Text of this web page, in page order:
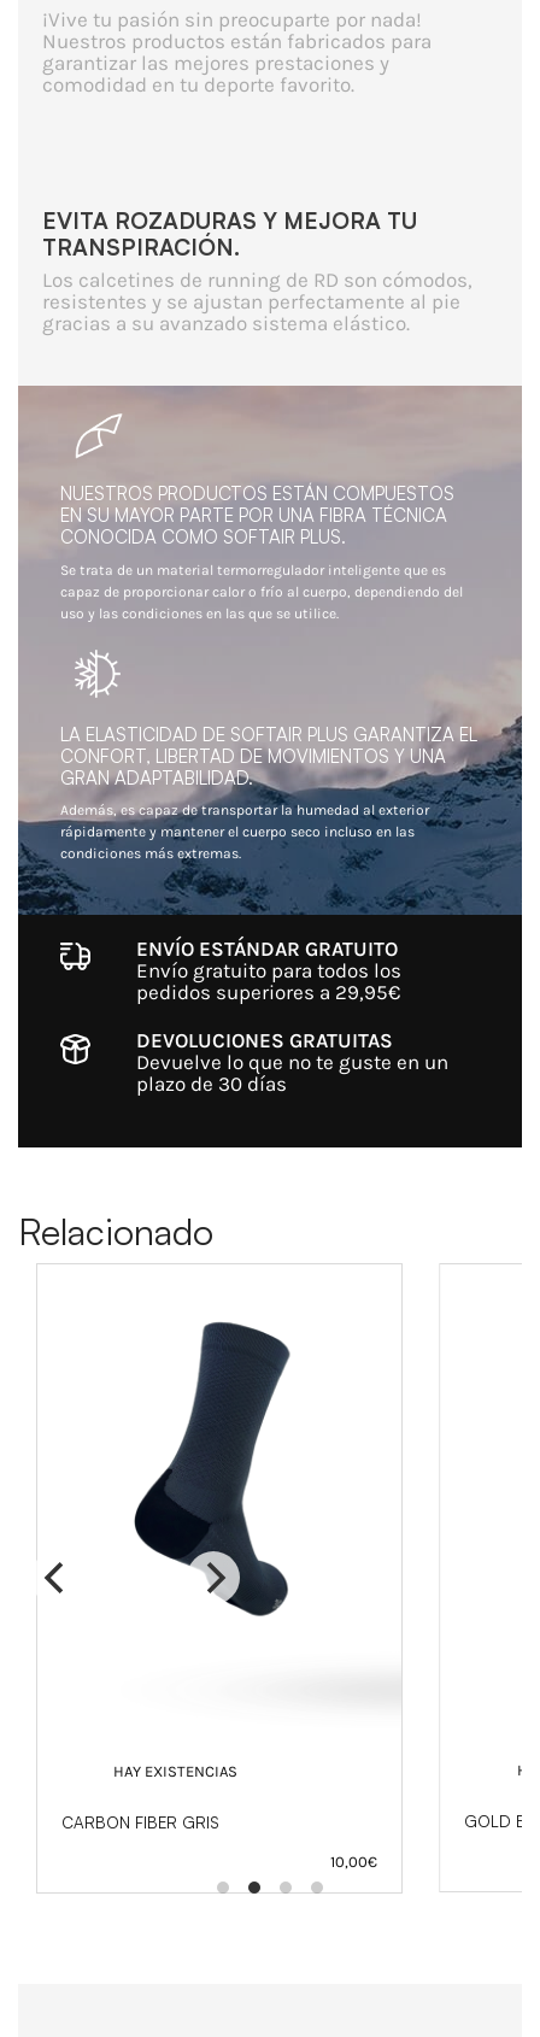
¡Vive tu pasión sin preocuparte por nada!
Nuestros productos están fabricados para
garantizar las mejores prestaciones y
comodidad en tu deporte favorito.
EVITA ROZADURAS Y MEJORA TU
TRANSPIRACIÓN.
Los calcetines de running de RD son cómodos,
resistentes y se ajustan perfectamente al pie
gracias a su avanzado sistema elástico.
NUESTROS PRODUCTOS ESTÁN COMPUESTOS
EN SU MAYOR PARTE POR UNA FIBRA TÉCNICA
CONOCIDA COMO SOFTAIR PLUS.
Se trata de un material termorregulador inteligente que es
capaz de proporcionar calor o frío al cuerpo, dependiendo del
uso y las condiciones en las que se utilice.
LA ELASTICIDAD DE SOFTAIR PLUS GARANTIZA EL
CONFORT, LIBERTAD DE MOVIMIENTOS Y UNA
GRAN ADAPTABILIDAD.
Además, es capaz de transportar la humedad al exterior
rápidamente y mantener el cuerpo seco incluso en las
condiciones más extremas.
ENVÍO ESTÁNDAR GRATUITO
Envío gratuito para todos los
pedidos superiores a 29,95€
DEVOLUCIONES GRATUITAS
Devuelve lo que no te guste en un
plazo de 30 días
Relacionado
HAY EXISTENCIAS
CARBON FIBER GRIS
10,00€
GOLD